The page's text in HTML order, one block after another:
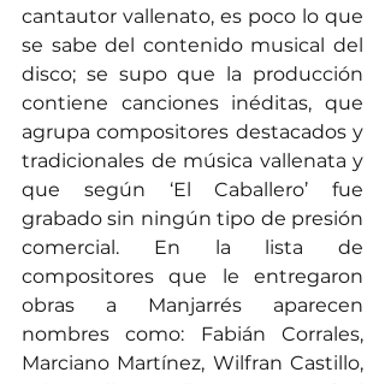
cantautor vallenato, es poco lo que
se sabe del contenido musical del
disco; se supo que la producción
contiene canciones inéditas, que
agrupa compositores destacados y
tradicionales de música vallenata y
que según ‘El Caballero’ fue
grabado sin ningún tipo de presión
comercial. En la lista de
compositores que le entregaron
obras a Manjarrés aparecen
nombres como: Fabián Corrales,
Marciano Martínez, Wilfran Castillo,